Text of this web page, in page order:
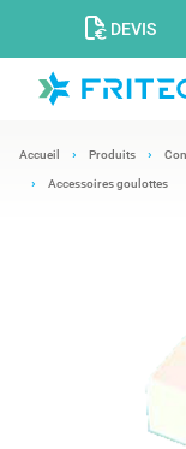
DEVIS
Accueil Produits
Accessoires goulottes